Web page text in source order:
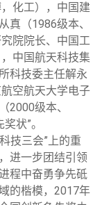
化工），中国建
真（1986级本、
院院长、中国工
中国航天科技集
科技委主任解永
空航天大学电子
2000级本、
状”。
技三会”上的重
进一步团结引领
程中奋勇争先砥
的楷模，2017年